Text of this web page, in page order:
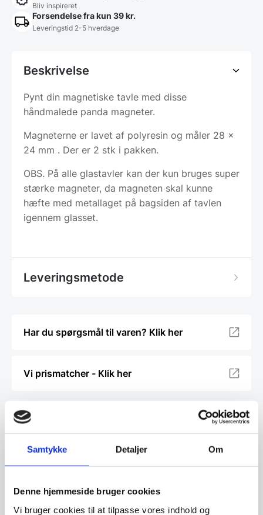
Samtykke Detaljer Om
Denne hjemmeside bruger cookies
Vi bruger cookies til at tilpasse vores indhold og
Bliv inspireret
Forsendelse fra kun 39 kr.
Leveringstid 2-5 hverdage
Beskrivelse
Pynt din magnetiske tavle med disse
håndmalede panda magneter.
Magneterne er lavet af polyresin og måler 28 x
24 mm . Der er 2 stk i pakken.
OBS. På alle glastavler kan der kun bruges super
stærke magneter, da magneten skal kunne
hæfte med metallaget på bagsiden af tavlen
igennem glasset.
Leveringsmetode
Har du spørgsmål til varen? Klik her
Vi prismatcher - Klik her
Relaterede varer
SPAR 25%